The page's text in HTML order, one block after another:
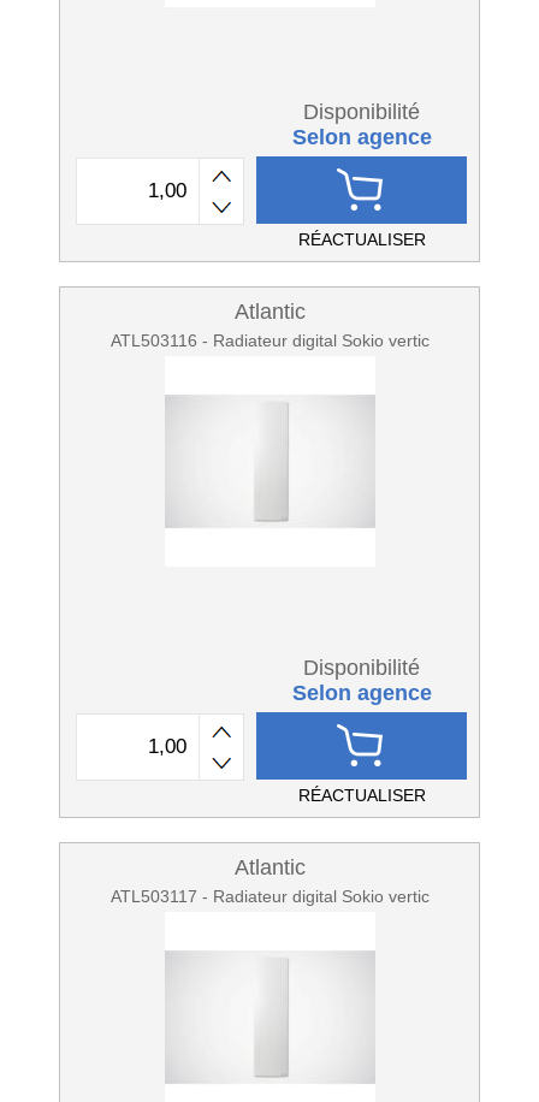
Disponibilité
Selon agence
RÉACTUALISER
Atlantic
ATL503116 - Radiateur digital Sokio vertic
Disponibilité
Selon agence
RÉACTUALISER
Atlantic
ATL503117 - Radiateur digital Sokio vertic